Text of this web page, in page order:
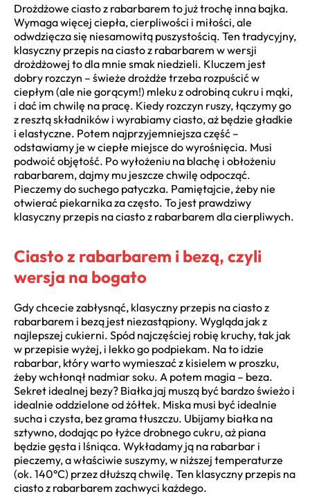
Drożdżowe ciasto z rabarbarem to już trochę inna bajka.
Wymaga więcej ciepła, cierpliwości i miłości, ale
odwdzięcza się niesamowitą puszystością. Ten tradycyjny,
klasyczny przepis na ciasto z rabarbarem w wersji
drożdżowej to dla mnie smak niedzieli. Kluczem jest
dobry rozczyn – świeże drożdże trzeba rozpuścić w
ciepłym (ale nie gorącym!) mleku z odrobiną cukru i mąki,
i dać im chwilę na pracę. Kiedy rozczyn ruszy, łączymy go
z resztą składników i wyrabiamy ciasto, aż będzie gładkie
i elastyczne. Potem najprzyjemniejsza część –
odstawiamy je w ciepłe miejsce do wyrośnięcia. Musi
podwoić objętość. Po wyłożeniu na blachę i obłożeniu
rabarbarem, dajmy mu jeszcze chwilę odpocząć.
Pieczemy do suchego patyczka. Pamiętajcie, żeby nie
otwierać piekarnika za często. To jest prawdziwy
klasyczny przepis na ciasto z rabarbarem dla cierpliwych.
Ciasto z rabarbarem i bezą, czyli
wersja na bogato
Gdy chcecie zabłysnąć, klasyczny przepis na ciasto z
rabarbarem i bezą jest niezastąpiony. Wygląda jak z
najlepszej cukierni. Spód najczęściej robię kruchy, tak jak
w przepisie wyżej, i lekko go podpiekam. Na to idzie
rabarbar, który warto wymieszać z kisielem w proszku,
żeby wchłonął nadmiar soku. A potem magia – beza.
Sekret idealnej bezy? Białka jaj muszą być bardzo świeżo i
idealnie oddzielone od żółtek. Miska musi być idealnie
sucha i czysta, bez grama tłuszczu. Ubijamy białka na
sztywno, dodając po łyżce drobnego cukru, aż piana
będzie gęsta i lśniąca. Wykładamy ją na rabarbar i
pieczemy, a właściwie suszymy, w niższej temperaturze
(ok. 140°C) przez dłuższą chwilę. Ten klasyczny przepis na
ciasto z rabarbarem zachwyci każdego.